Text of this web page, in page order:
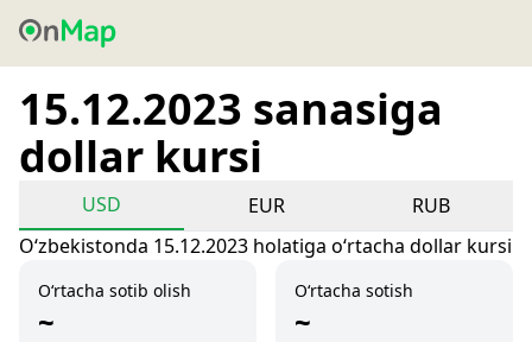
15.12.2023 sanasiga
dollar kursi
USD EUR
RUB
Oʻzbekistonda 15.12.2023 holatiga oʻrtacha dollar kursi
O‘rtacha sotib olish
~
O‘rtacha sotish
~